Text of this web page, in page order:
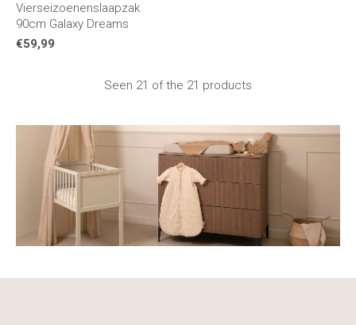
Vierseizoenenslaapzak
90cm Galaxy Dreams
€59,99
Seen 21 of the 21 products